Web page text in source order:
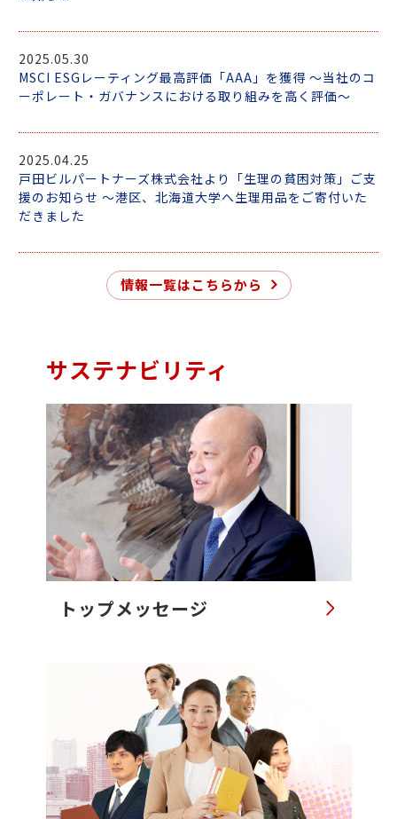
2025.05.30
MSCI ESGレーティング最高評価「AAA」を獲得 ～当社のコ
ーポレート・ガバナンスにおける取り組みを高く評価～
2025.04.25
戸田ビルパートナーズ株式会社より「生理の貧困対策」ご支
援のお知らせ ～港区、北海道大学へ生理用品をご寄付いた
だきました
情報一覧はこちらから
サステナビリティ
トップメッセージ